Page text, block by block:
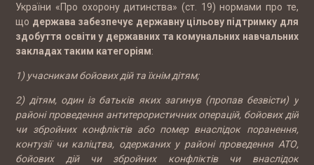
України «Про охорону дитинства» (ст. 19) нормами про те,
що держава забезпечує державну цільову підтримку для
здобуття освіти у державних та комунальних навчальних
закладах таким категоріям:
1) учасникам бойових дій та їхнім дітям;
2) дітям, один із батьків яких загинув (пропав безвісти) у
районі проведення антитерористичних операцій, бойових дій
чи збройних конфліктів або помер внаслідок поранення,
контузії чи каліцтва, одержаних у районі проведення АТО,
бойових дій чи збройних конфліктів чи внаслідок